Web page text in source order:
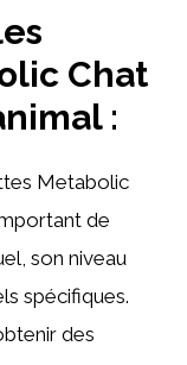
Chat
:
Metabolic
de
son niveau
spécifiques.
des